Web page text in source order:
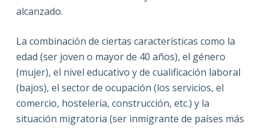
alcanzado.
La combinación de ciertas características como la
edad (ser joven o mayor de 40 años), el género
(mujer), el nivel educativo y de cualificación laboral
(bajos), el sector de ocupación (los servicios, el
comercio, hostelería, construcción, etc.) y la
situación migratoria (ser inmigrante de países más